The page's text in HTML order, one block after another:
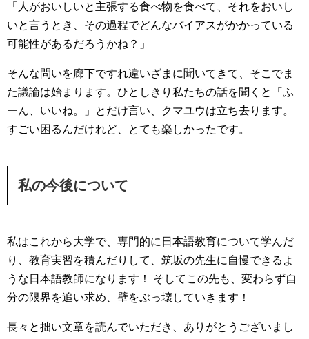
「人がおいしいと主張する食べ物を食べて、それをおいし
いと言うとき、その過程でどんなバイアスがかかっている
可能性があるだろうかね？」
そんな問いを廊下ですれ違いざまに聞いてきて、そこでま
た議論は始まります。ひとしきり私たちの話を聞くと「ふ
ーん、いいね。」とだけ言い、クマユウは立ち去ります。
すごい困るんだけれど、とても楽しかったです。
私の今後について
私はこれから大学で、専門的に日本語教育について学んだ
り、教育実習を積んだりして、筑坂の先生に自慢できるよ
うな日本語教師になります！ そしてこの先も、変わらず自
分の限界を追い求め、壁をぶっ壊していきます！
長々と拙い文章を読んでいただき、ありがとうございまし